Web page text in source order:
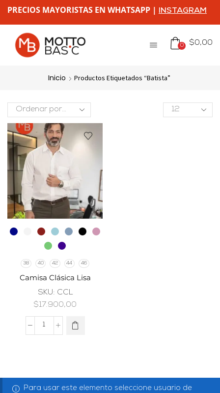
PRECIOS MAYORISTAS EN WHATSAPP | INSTAGRAM
0 $0,00
Inicio Productos Etiquetados “batista”
38 40 42 44 46
Camisa Clásica Lisa
SKU: CCL
$17.900,00
Para usar este elemento seleccione usuario de